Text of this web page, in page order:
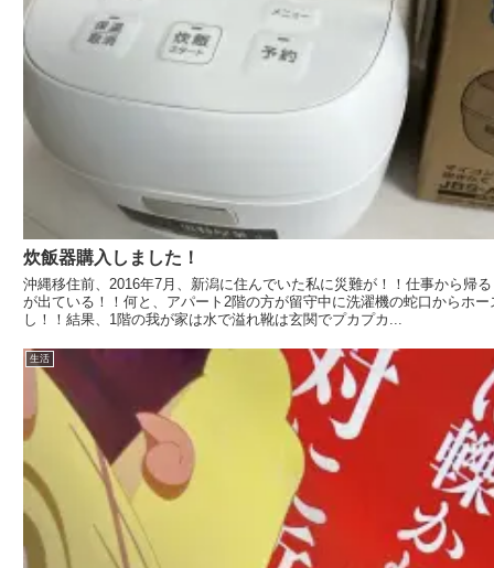
炊飯器購入しました！
沖縄移住前、2016年7月、新潟に住んでいた私に災難が！！仕事から帰
が出ている！！何と、アパート2階の方が留守中に洗濯機の蛇口からホ
し！！結果、1階の我が家は水で溢れ靴は玄関でプカプカ...
生活